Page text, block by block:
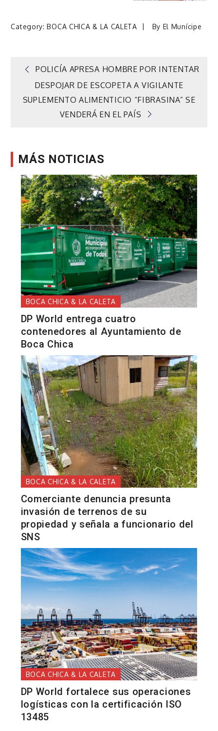
Category:BOCA CHICA & LA CALETA By El Munícipe
Navegación
de
POLICÍA APRESA HOMBRE POR INTENTAR
DESPOJAR DE ESCOPETA A VIGILANTE
SUPLEMENTO ALIMENTICIO “FIBRASINA” SE
VENDERÁ EN EL PAÍS
MÁS NOTICIAS
BOCA CHICA & LA CALETA
DP World entrega cuatro
contenedores al Ayuntamiento de
Boca Chica
BOCA CHICA & LA CALETA
Comerciante denuncia presunta
invasión de terrenos de su
propiedad y señala a funcionario del
SNS
BOCA CHICA & LA CALETA
DP World fortalece sus operaciones
logísticas con la certificación ISO
13485